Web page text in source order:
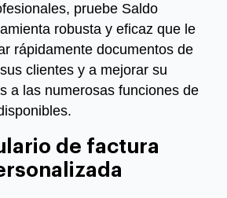
pruebe Saldo
robusta y eficaz que le
rápidamente documentos de
clientes y a mejorar su
a las numerosas funciones de
de factura